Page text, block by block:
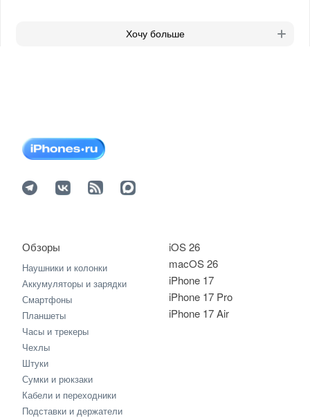
Хочу больше
iOS 26
macOS 26
iPhone 17
iPhone 17 Pro
iPhone 17 Air
Обзоры
Наушники и колонки
Аккумуляторы и зарядки
Смартфоны
Планшеты
Часы и трекеры
Чехлы
Штуки
Сумки и рюкзаки
Кабели и переходники
Подставки и держатели